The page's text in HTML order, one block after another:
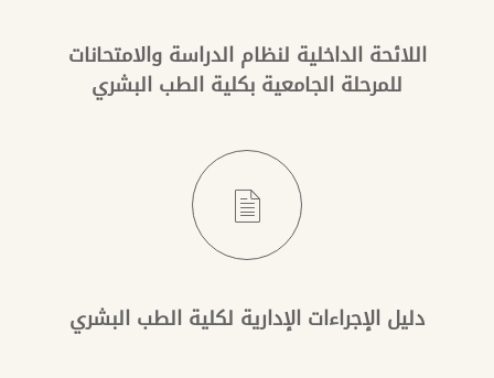
اللائحة الداخلية لنظام الدراسة والامتحانات
للمرحلة الجامعية بكلية الطب البشري
دليل الإجراءات الإدارية لكلية الطب البشري